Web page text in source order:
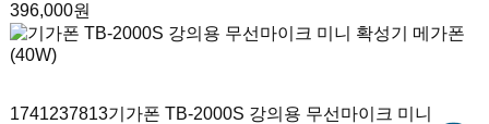
396,000원
1741237813기가폰 TB-2000S 강의용 무선마이크 미니